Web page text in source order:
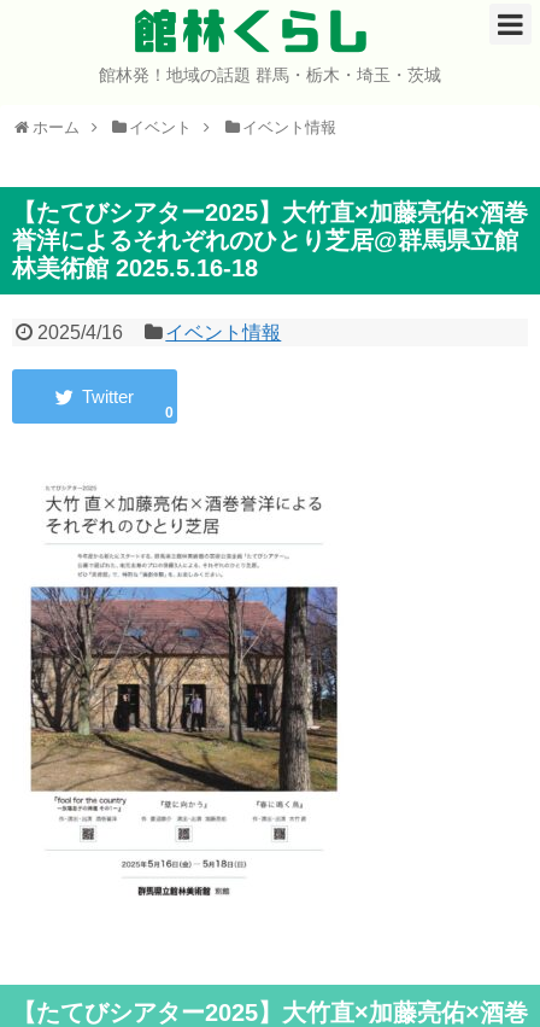
館林くらし
館林発！地域の話題 群馬・栃木・埼玉・茨城
ホーム イベント イベント情報
【たてびシアター2025】大竹直×加藤亮佑×酒巻
誉洋によるそれぞれのひとり芝居@群馬県立館
林美術館 2025.5.16-18
2025/4/16 イベント情報
0
【たてびシアター2025】大竹直×加藤亮佑×酒巻
ホーム
イベント
グルメ
ショップ
まとめ
宇宙よりも遠い場所